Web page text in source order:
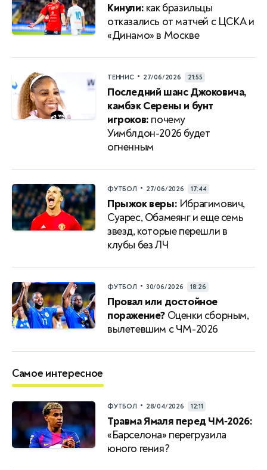
Кинули: как бразильцы
отказались от матчей с ЦСКА и
«Динамо» в Москве
ТЕННИС • 27/06/2026 21:55
Последний шанс Джоковича,
камбэк Серены и бунт
игроков: почему
Уимблдон-2026 будет
огненным
ФУТБОЛ • 27/06/2026 17:44
Прыжок веры: Ибрагимович,
Суарес, Обамеянг и еще семь
звезд, которые перешли в
клубы без ЛЧ
ФУТБОЛ • 30/06/2026 18:26
Провал или достойное
поражение? Оценки сборным,
вылетевшим с ЧМ-2026
Самое интересное
ФУТБОЛ • 28/04/2026 12:11
Травма Ямаля перед ЧМ‑2026:
«Барселона» перегрузила
юного гения?